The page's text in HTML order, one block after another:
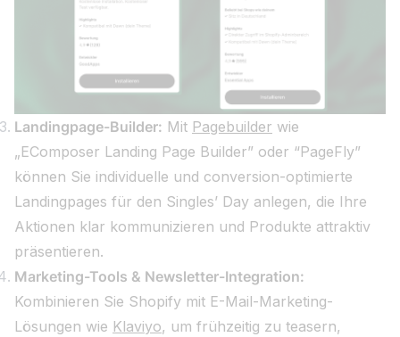
Landingpage-Builder: Mit Pagebuilder wie
„EComposer Landing Page Builder” oder “PageFly”
können Sie individuelle und conversion-optimierte
Landingpages für den Singles’ Day anlegen, die Ihre
Aktionen klar kommunizieren und Produkte attraktiv
präsentieren.
Marketing-Tools & Newsletter-Integration:
Kombinieren Sie Shopify mit E-Mail-Marketing-
Lösungen wie Klaviyo, um frühzeitig zu teasern,